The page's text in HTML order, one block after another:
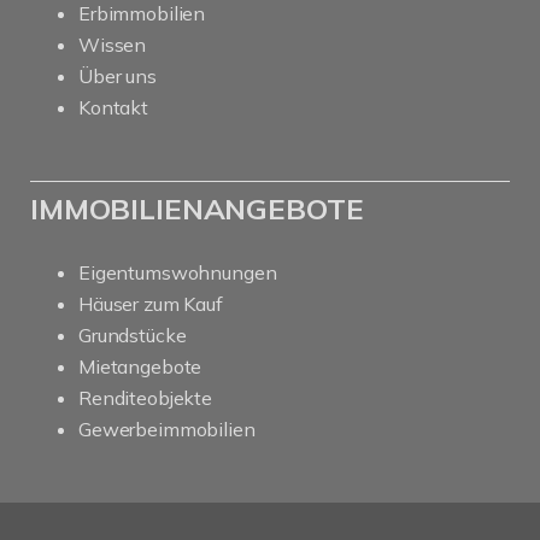
Erbimmobilien
Wissen
Über uns
Kontakt
IMMOBILIENANGEBOTE
Eigentumswohnungen
Häuser zum Kauf
Grundstücke
Mietangebote
Renditeobjekte
Gewerbeimmobilien